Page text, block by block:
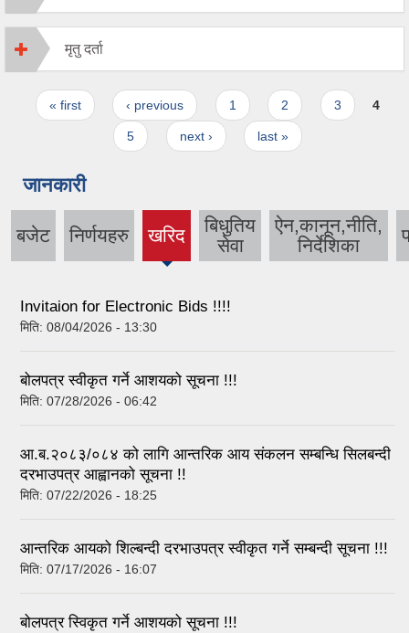
मृतु दर्ता
Pages
« first ‹ previous 1 2 3 4
5 next › last »
जानकारी
बजेट निर्णयहरु खरिद
(active
tab)
बिधुतिय
सेवा
ऐन,कानून,नीति,
निर्देशिका
Invitaion for Electronic Bids !!!!
मिति: 08/04/2026 - 13:30
बोलपत्र स्वीकृत गर्ने आशयको सूचना !!!
मिति: 07/28/2026 - 06:42
आ.ब.२०८३/०८४ को लागि आन्तरिक आय संकलन सम्बन्धि सिलबन्दी
दरभाउपत्र आह्वानको सूचना !!
मिति: 07/22/2026 - 18:25
आन्तरिक आयको शिल्बन्दी दरभाउपत्र स्वीकृत गर्ने सम्बन्दी सूचना !!!
मिति: 07/17/2026 - 16:07
बोलपत्र स्विकृत गर्ने आशयको सूचना !!!